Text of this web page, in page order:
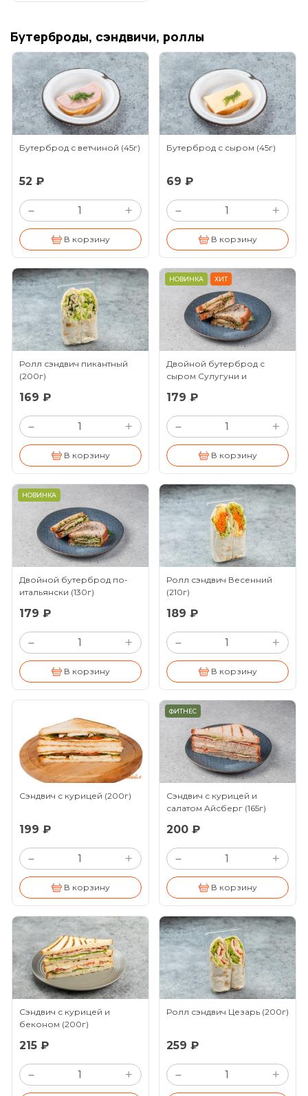
Бутерброды, сэндвичи, роллы
Бутерброд с ветчиной (45г)
52 ₽
– +
В корзину
Бутерброд с сыром (45г)
69 ₽
– +
В корзину
Ролл сэндвич пикантный
(200г)
169 ₽
– +
В корзину
НОВИНКА ХИТ
Двойной бутерброд с
сыром Сулугуни и
179 ₽
– +
В корзину
НОВИНКА
Двойной бутерброд по-
итальянски (130г)
179 ₽
– +
В корзину
Ролл сэндвич Весенний
(210г)
189 ₽
– +
В корзину
Сэндвич с курицей (200г)
199 ₽
– +
В корзину
ФИТНЕС
Сэндвич с курицей и
салатом Айсберг (165г)
200 ₽
– +
В корзину
Сэндвич с курицей и
беконом (200г)
215 ₽
– +
Ролл сэндвич Цезарь (200г)
259 ₽
– +